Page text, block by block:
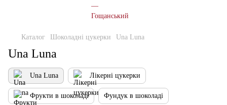
Каталог Шоколадні цукерки Una Luna
Una Luna
Una Luna Лікерні цукерки
Фрукти в шоколаді Фундук в шоколаді